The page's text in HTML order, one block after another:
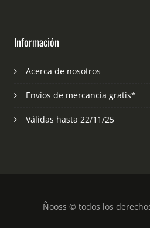
Información
Acerca de nosotros
Envíos de mercancía gratis*
Válidas hasta 22/11/25
Ñooss © todos los